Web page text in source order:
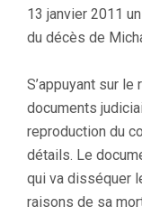
13 janvier 2011
du décès de
S’appuyant sur
documents
reproduction du
détails. Le
qui va disséquer
raisons de sa